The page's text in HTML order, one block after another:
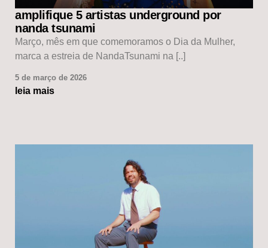
amplifique 5 artistas underground por
nanda tsunami
Março, mês em que comemoramos o Dia da Mulher,
marca a estreia de NandaTsunami na [..]
5 de março de 2026
leia mais